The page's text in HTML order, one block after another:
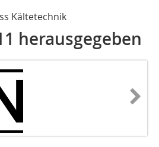
Kältetechnik
herausgegeben